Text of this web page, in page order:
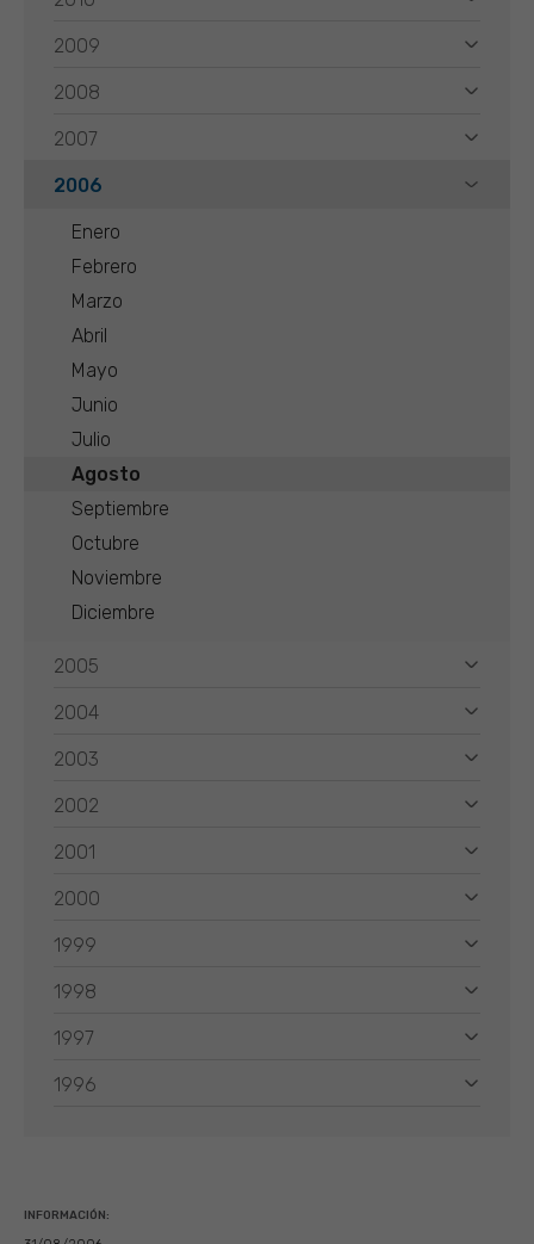
2009
2008
2007
2006
Enero
Febrero
Marzo
Abril
Mayo
Junio
Julio
Agosto
Septiembre
Octubre
Noviembre
Diciembre
2005
2004
2003
2002
2001
2000
1999
1998
1997
1996
INFORMACIÓN: